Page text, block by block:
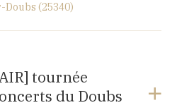
(25340)
(25340)
tournée
du Doubs